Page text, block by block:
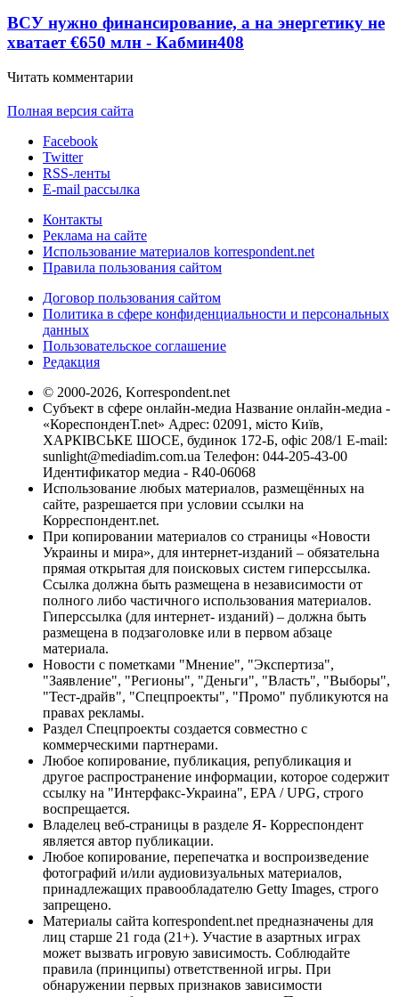
ВСУ нужно финансирование, а на энергетику не
хватает €650 млн - Кабмин408
Читать комментарии
Полная версия сайта
Facebook
Twitter
RSS-ленты
E-mail рассылка
Контакты
Реклама на сайте
Использование материалов korrespondent.net
Правила пользования сайтом
Договор пользования сайтом
Политика в сфере конфиденциальности и персональных
данных
Пользовательское соглашение
Редакция
© 2000-2026, Korrespondent.net
Субъект в сфере онлайн-медиа Название онлайн-медиа -
«КореспонденТ.net» Адрес: 02091, місто Київ,
ХАРКІВСЬКЕ ШОСЕ, будинок 172-Б, офіс 208/1 E-mail:
sunlight@mediadim.com.ua Телефон: 044-205-43-00
Идентификатор медиа - R40-06068
Использование любых материалов, размещённых на
сайте, разрешается при условии ссылки на
Корреспондент.net.
При копировании материалов со страницы «Новости
Украины и мира», для интернет-изданий – обязательна
прямая открытая для поисковых систем гиперссылка.
Ссылка должна быть размещена в независимости от
полного либо частичного использования материалов.
Гиперссылка (для интернет- изданий) – должна быть
размещена в подзаголовке или в первом абзаце
материала.
Новости с пометками "Мнение", "Экспертиза",
"Заявление", "Регионы", "Деньги", "Власть", "Выборы",
"Тест-драйв", "Спецпроекты", "Промо" публикуются на
правах рекламы.
Раздел Спецпроекты создается совместно с
коммерческими партнерами.
Любое копирование, публикация, републикация и
другое распространение информации, которое содержит
ссылку на "Интерфакс-Украина", EPA / UPG, строго
воспрещается.
Владелец веб-страницы в разделе Я- Корреспондент
является автор публикации.
Любое копирование, перепечатка и воспроизведение
фотографий и/или аудиовизуальных материалов,
принадлежащих правообладателю Getty Images, строго
запрещено.
Материалы сайта korrespondent.net предназначены для
лиц старше 21 года (21+). Участие в азартных играх
может вызвать игровую зависимость. Соблюдайте
правила (принципы) ответственной игры. При
обнаружении первых признаков зависимости